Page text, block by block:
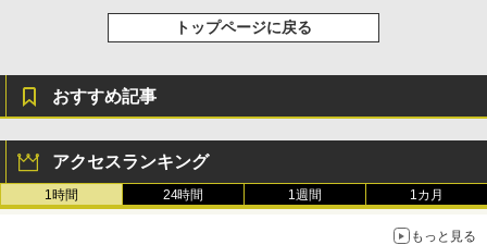
ージ、防水、7インチカラーディスプレ
イ、色調調節ライト、最大8週間持続バッ
テリー、広告無し、ブラック (2025年発
New Amazon Kindle Scribe Colorsoft |
11インチカラーディスプレイ、64GBスト
レージ、ノート機能搭載、明るさ自動調
トップページに戻る
おすすめ記事
アクセスランキング
1時間 24時間 1週間 1カ月
もっと見る